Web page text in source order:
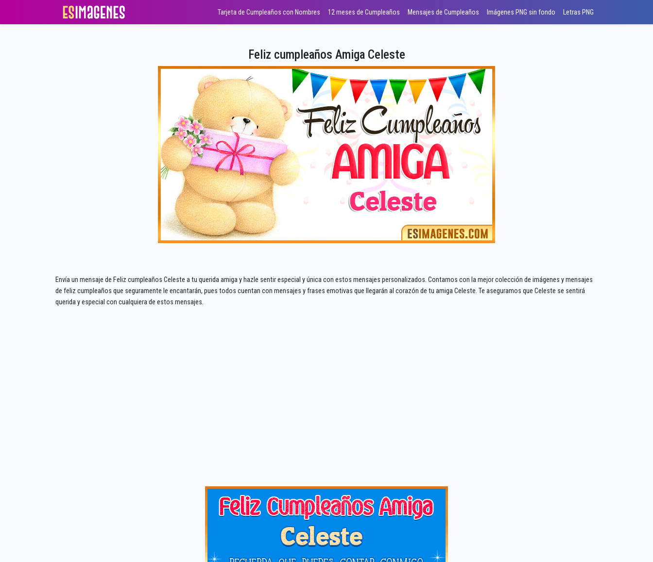
Tarjeta de Cumpleaños con Nombres 12 meses de Cumpleaños Mensajes de Cumpleaños Imágenes PNG sin fondo Letras PNG
Feliz cumpleaños Amiga Celeste
Envía un mensaje de Feliz cumpleaños Celeste a tu querida amiga y hazle sentir especial y única con estos mensajes personalizados. Contamos con la mejor colección de imágenes y mensajes
de feliz cumpleaños que seguramente le encantarán, pues todos cuentan con mensajes y frases emotivas que llegarán al corazón de tu amiga Celeste. Te aseguramos que Celeste se sentirá
querida y especial con cualquiera de estos mensajes.